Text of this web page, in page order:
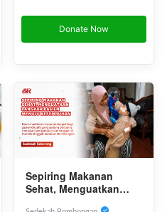
Donate Now
Sepiring Makanan
Sehat, Menguatkan